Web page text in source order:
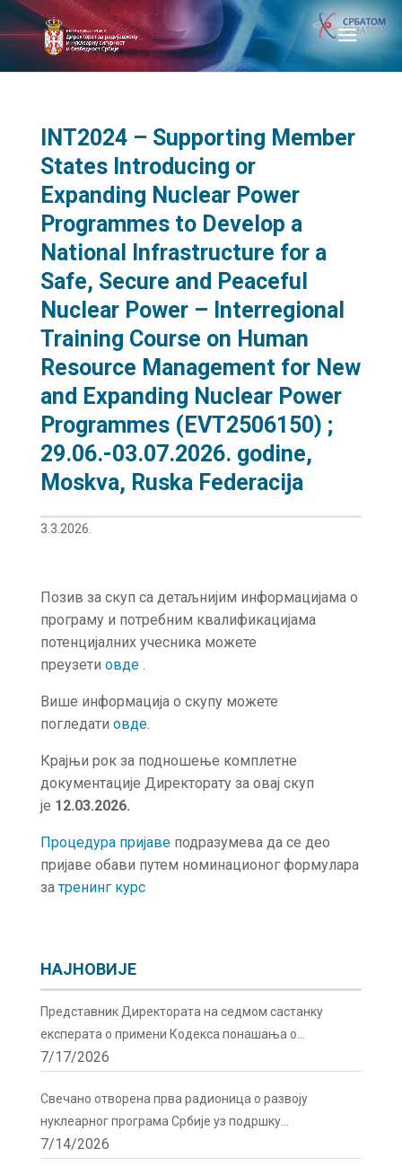
INT2024 – Supporting Member
States Introducing or
Expanding Nuclear Power
Programmes to Develop a
National Infrastructure for a
Safe, Secure and Peaceful
Nuclear Power – Interregional
Training Course on Human
Resource Management for New
and Expanding Nuclear Power
Programmes (EVT2506150) ;
29.06.-03.07.2026. godine,
Moskva, Ruska Federacija
3.3.2026.
Позив за скуп са детаљнијим информацијама о
програму и потребним квалификацијама
потенцијалних учесника можете
преузети овде .
Више информација о скупу можете
погледати овде.
Крајњи рок за подношење комплетне
документације Директорату за овај скуп
је 12.03.2026.
Процедура пријавеподразумева да се део
пријаве обави путем номинационог формулара
затренинг курс
НАЈНОВИЈЕ
Представник Директората на седмом састанку
експерата о примени Кодекса понашања о
сигурности и безбедности радиоактивних извора у
7/17/2026
Свечано отворена прва радионица о развоју
нуклеарног програма Србије уз подршку
Директората
7/14/2026